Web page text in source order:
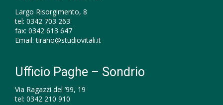
Largo Risorgimento, 8
tel: 0342 703 263
fax: 0342 613 647
Email:tirano@studiovitali.it
Ufficio Paghe – Sondrio
Via Ragazzi del ’99, 19
tel: 0342 210 910